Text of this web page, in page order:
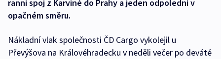
ranní spoj z Karviné do Prahy a jeden odpolední v
opačném směru.
Nákladní vlak společnosti ČD Cargo vykolejil u
Převýšova na Královéhradecku v neděli večer po deváté